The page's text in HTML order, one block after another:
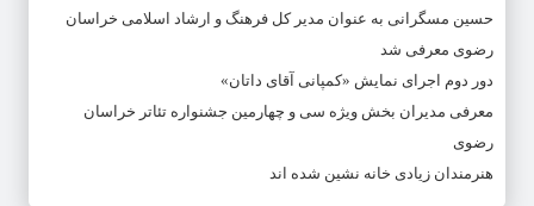
حسین مسگرانی به عنوان مدیر کل فرهنگ و ارشاد اسلامی خراسان
رضوی معرفی شد
دور دوم اجرای نمایش «کمپانی آقای داتان»
معرفی مدیران بخش ویژه سی و چهارمین جشنواره تئاتر خراسان
رضوی
هنرمندان زیادی خانه نشین شده اند